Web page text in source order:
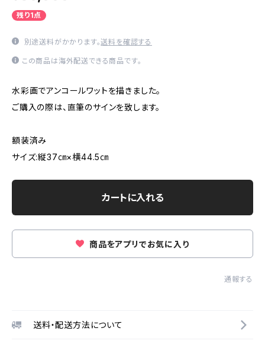
残り1点
別途送料がかかります。送料を確認する
この商品は海外配送できる商品です。
水彩画でアンコールワットを描きました。
ご購入の際は、直筆のサインを致します。
額装済み
サイズ:縦37㎝×横44.5㎝
カートに入れる
商品をアプリでお気に入り
通報する
送料・配送方法について